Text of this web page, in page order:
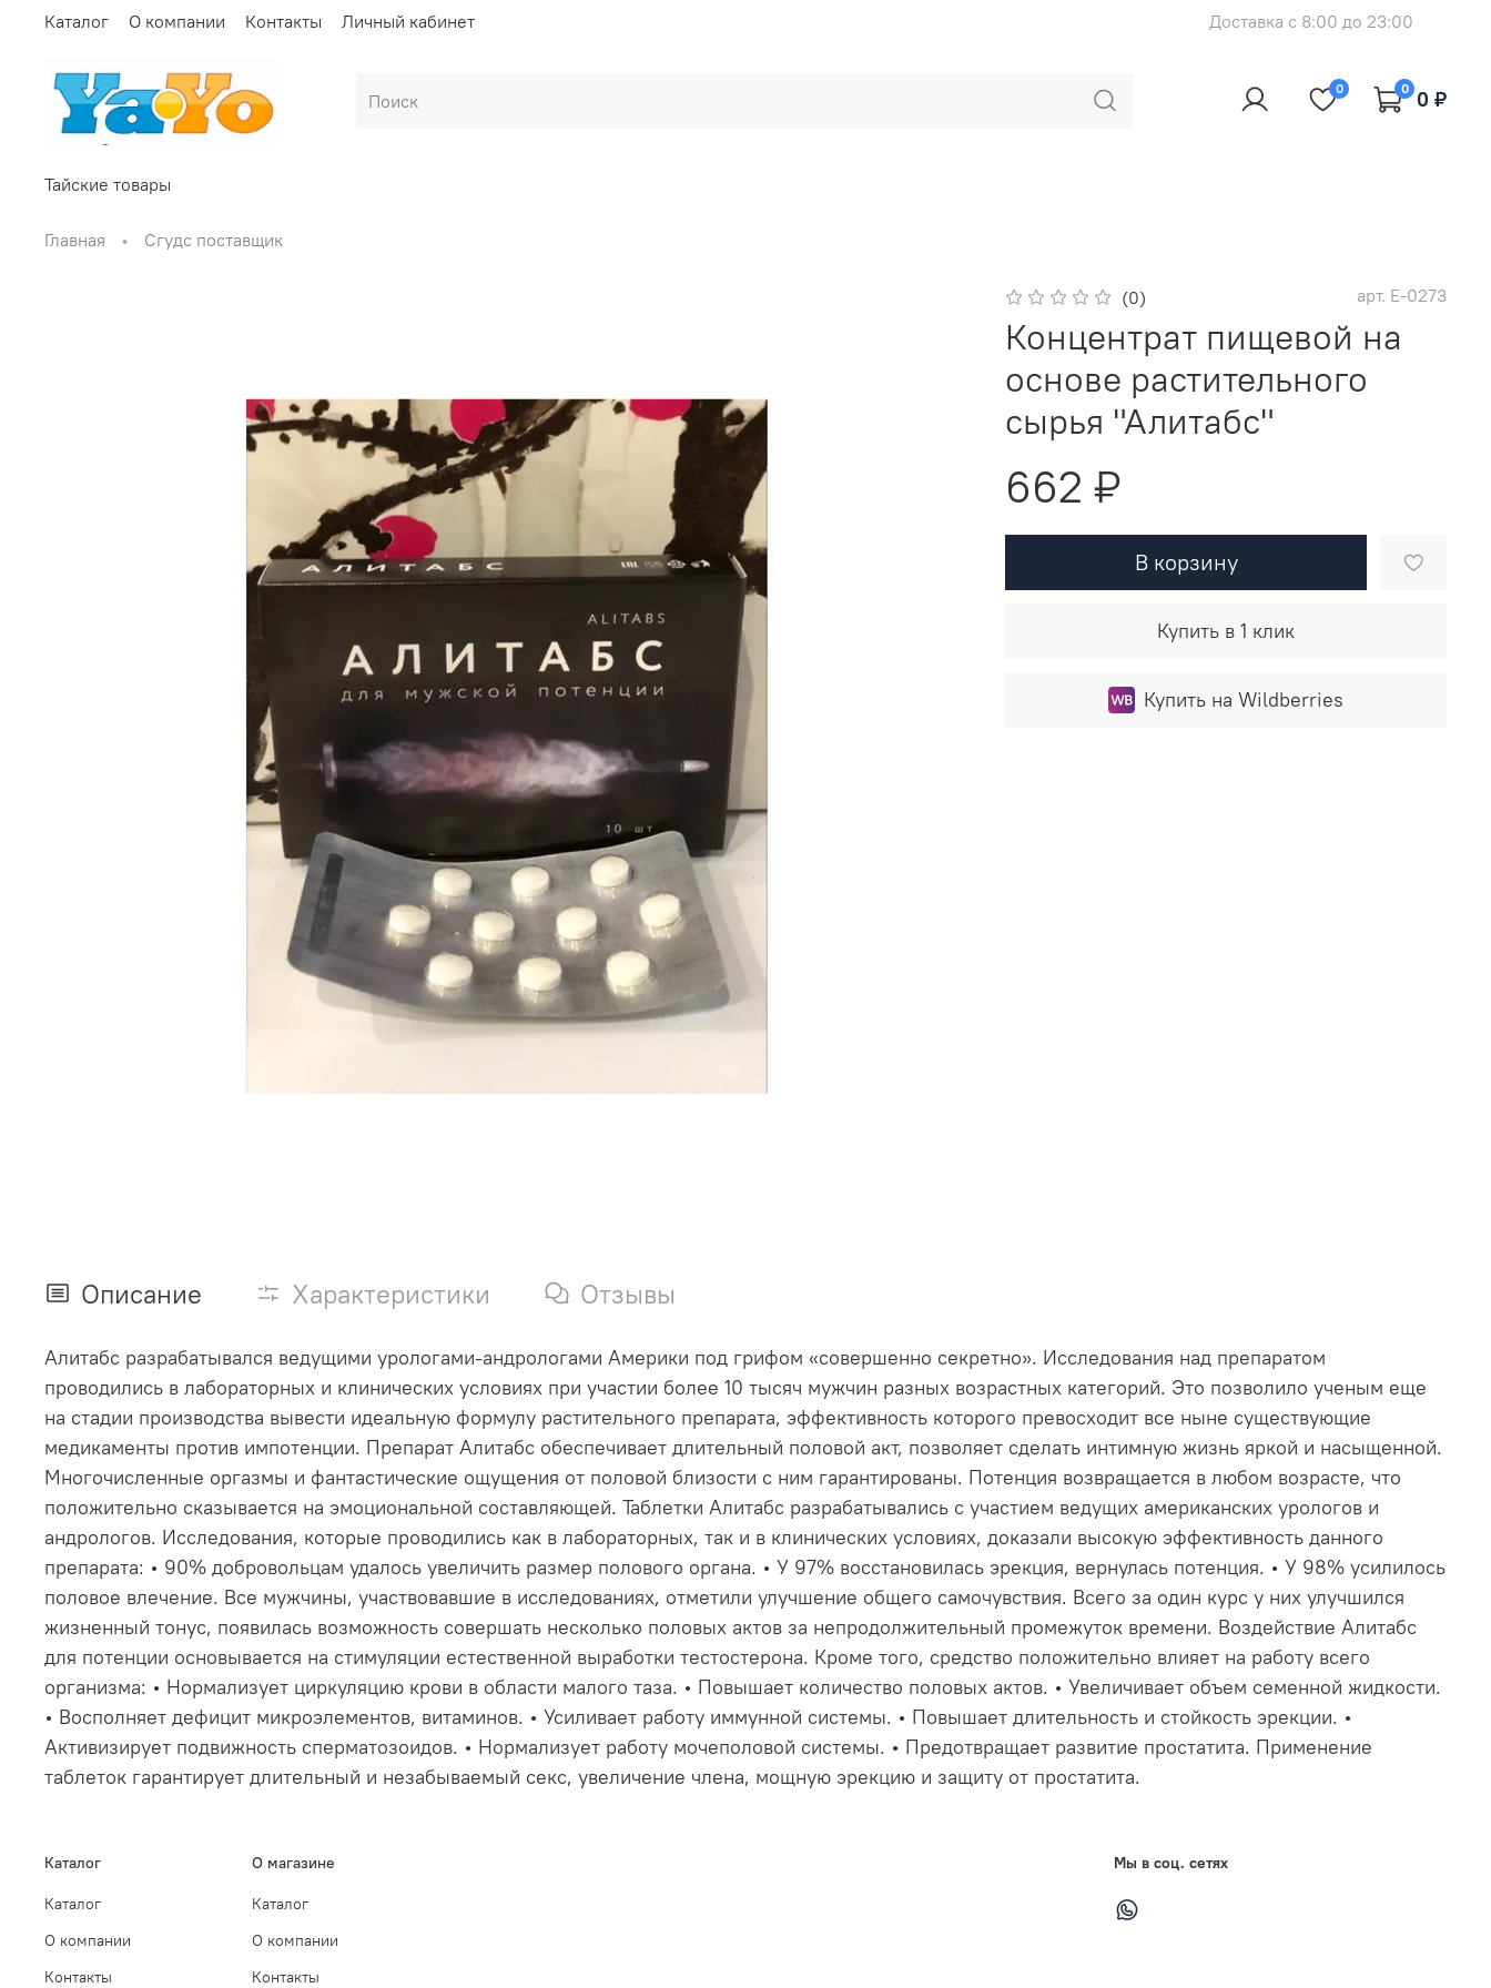
Каталог О компании Контакты Личный кабинет Доставка с 8:00 до 23:00
0 0 0 ₽
Тайские товары
Главная Сгудс поставщик
(0) арт. E-0273
Концентрат пищевой на
основе растительного
сырья "Алитабс"
662 ₽
В корзину
Купить в 1 клик
Купить на Wildberries
Описание Характеристики Отзывы
Алитабс разрабатывался ведущими урологами-андрологами Америки под грифом «совершенно секретно». Исследования над препаратом
проводились в лабораторных и клинических условиях при участии более 10 тысяч мужчин разных возрастных категорий. Это позволило ученым еще
на стадии производства вывести идеальную формулу растительного препарата, эффективность которого превосходит все ныне существующие
медикаменты против импотенции. Препарат Алитабс обеспечивает длительный половой акт, позволяет сделать интимную жизнь яркой и насыщенной.
Многочисленные оргазмы и фантастические ощущения от половой близости с ним гарантированы. Потенция возвращается в любом возрасте, что
положительно сказывается на эмоциональной составляющей. Таблетки Алитабс разрабатывались с участием ведущих американских урологов и
андрологов. Исследования, которые проводились как в лабораторных, так и в клинических условиях, доказали высокую эффективность данного
препарата: • 90% добровольцам удалось увеличить размер полового органа. • У 97% восстановилась эрекция, вернулась потенция. • У 98% усилилось
половое влечение. Все мужчины, участвовавшие в исследованиях, отметили улучшение общего самочувствия. Всего за один курс у них улучшился
жизненный тонус, появилась возможность совершать несколько половых актов за непродолжительный промежуток времени. Воздействие Алитабс
для потенции основывается на стимуляции естественной выработки тестостерона. Кроме того, средство положительно влияет на работу всего
организма: • Нормализует циркуляцию крови в области малого таза. • Повышает количество половых актов. • Увеличивает объем семенной жидкости.
• Восполняет дефицит микроэлементов, витаминов. • Усиливает работу иммунной системы. • Повышает длительность и стойкость эрекции. •
Активизирует подвижность сперматозоидов. • Нормализует работу мочеполовой системы. • Предотвращает развитие простатита. Применение
таблеток гарантирует длительный и незабываемый секс, увеличение члена, мощную эрекцию и защиту от простатита.
Каталог
Каталог
О компании
Контакты
О магазине
Каталог
О компании
Контакты
Мы в соц. сетях